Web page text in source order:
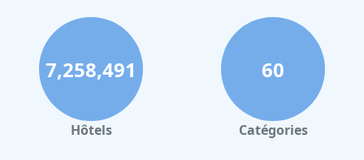
7,258,491
Hôtels
60
Catégories